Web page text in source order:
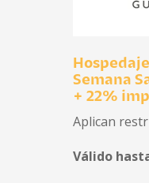
Semana
+ 22%
Aplican
Válido